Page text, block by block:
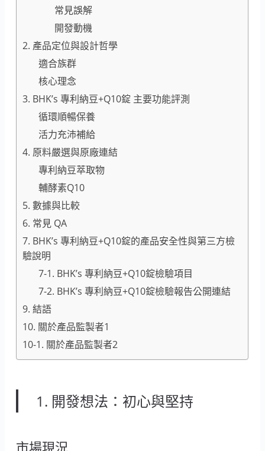
常見誤解
開發動機
2. 產品定位與設計哲學
適合族群
核心理念
3. BHK’s 專利納豆+Q10錠 主要功能評測
循環順暢保養
活力充沛補給
4. 原料嚴選與原廠連結
專利納豆萃取物
輔酵素Q10
5. 數據與比較
6. 常見 QA
7. BHK’s 專利納豆+Q10錠的產品安全性與第三方檢
驗說明
7-1. BHK’s 專利納豆+Q10錠檢驗項目
7-2. BHK’s 專利納豆+Q10錠檢驗報告公開連結
9. 結語
10. 關於產品監製者1
10-1. 關於產品監製者2
1. 開發想法：初心與堅持
市場現況